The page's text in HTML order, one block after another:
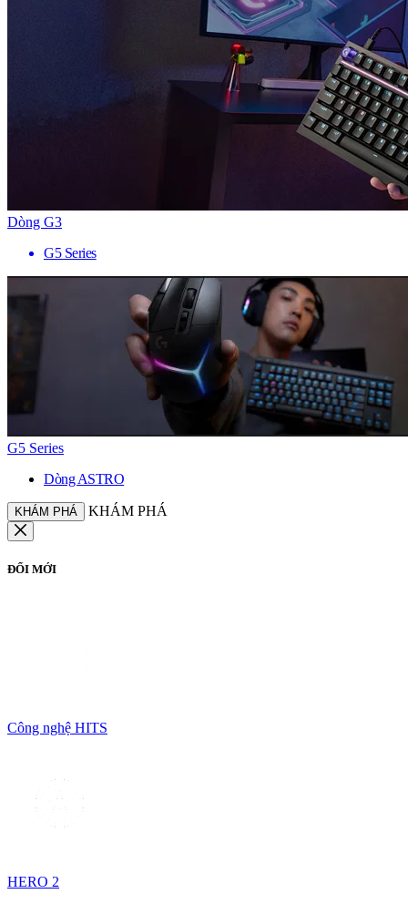
Dòng G3
G5 Series
G5 Series
Dòng ASTRO
KHÁM PHÁ KHÁM PHÁ
ĐỔI MỚI
Công nghệ HITS
HERO 2